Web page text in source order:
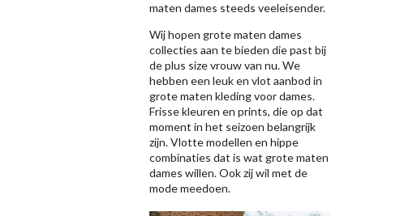
maten dames steeds veeleisender.
Wij hopen grote maten dames
collecties aan te bieden die past bij
de plus size vrouw van nu. We
hebben een leuk en vlot aanbod in
grote maten kleding voor dames.
Frisse kleuren en prints, die op dat
moment in het seizoen belangrijk
zijn. Vlotte modellen en hippe
combinaties dat is wat grote maten
dames willen. Ook zij wil met de
mode meedoen.